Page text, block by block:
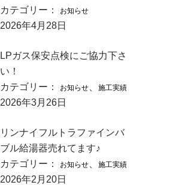
カテゴリー：
お知らせ
2026年4月28日
LPガス保安点検にご協力下さ
い！
カテゴリー：
お知らせ 施工実績
2026年3月26日
リンナイフルトラファインバ
ブル給湯器売れてます♪
カテゴリー：
お知らせ 施工実績
2026年2月20日